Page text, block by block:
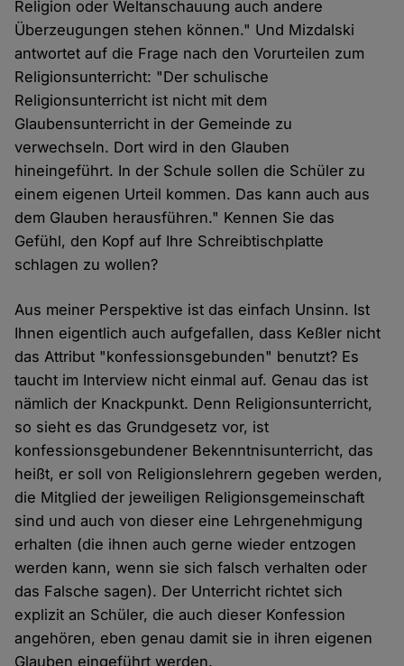
Religion oder Weltanschauung auch andere
Überzeugungen stehen können." Und Mizdalski
antwortet auf die Frage nach den Vorurteilen zum
Religionsunterricht: "Der schulische
Religionsunterricht ist nicht mit dem
Glaubensunterricht in der Gemeinde zu
verwechseln. Dort wird in den Glauben
hineingeführt. In der Schule sollen die Schüler zu
einem eigenen Urteil kommen. Das kann auch aus
dem Glauben herausführen." Kennen Sie das
Gefühl, den Kopf auf Ihre Schreibtischplatte
schlagen zu wollen?
Aus meiner Perspektive ist das einfach Unsinn. Ist
Ihnen eigentlich auch aufgefallen, dass Keßler nicht
das Attribut "konfessionsgebunden" benutzt? Es
taucht im Interview nicht einmal auf. Genau das ist
nämlich der Knackpunkt. Denn Religionsunterricht,
so sieht es das Grundgesetz vor, ist
konfessionsgebundener Bekenntnisunterricht, das
heißt, er soll von Religionslehrern gegeben werden,
die Mitglied der jeweiligen Religionsgemeinschaft
sind und auch von dieser eine Lehrgenehmigung
erhalten (die ihnen auch gerne wieder entzogen
werden kann, wenn sie sich falsch verhalten oder
das Falsche sagen). Der Unterricht richtet sich
explizit an Schüler, die auch dieser Konfession
angehören, eben genau damit sie in ihren eigenen
Glauben eingeführt werden.